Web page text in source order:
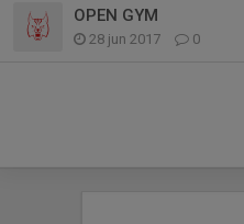
OPEN GYM
28 jun 2017 0